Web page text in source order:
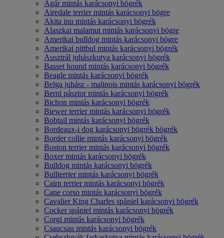
Agár mintás karácsonyi bögrék
Airedale terrier mintás karácsonyi bögre
Akita inu mintás karácsonyi bögrék
Alaszkai malamut mintás karácsonyi bögre
Amerikai bulldog mintás karácsonyi bögre
Amerikai pittbul mintás karácsonyi bögrék
Ausztrál juhászkutya karácsonyi bögrék
Basset hound mintás karácsonyi bögrék
Beagle mintás karácsonyi bögrék
Belga juhász - malinois mintás karácsonyi bögrék
Berni pásztor mintás karácsonyi bögrék
Bichon mintás karácsonyi bögrék
Biewer terrier mintás karácsonyi bögrék
Bobtail mintás karácsonyi bögrék
Bordeaux-i dog karácsonyi bögrék bögrék
Border collie mintás karácsonyi bögrék
Boston terrier mintás karácsonyi bögrék
Boxer mintás karácsonyi bögrék
Bulldog mintás karácsonyi bögrék
Bullterrier mintás karácsonyi bögrék
Cairn terrier mintás karácsonyi bögrék
Cane corso mintás karácsonyi bögrék
Cavalier King Charles spániel karácsonyi bögrék
Cocker spániel mintás karácsonyi bögrék
Corgi mintás karácsonyi bögrék
Csaucsau mintás karácsonyi bögrék